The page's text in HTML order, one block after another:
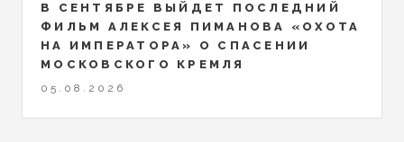
В СЕНТЯБРЕ ВЫЙДЕТ ПОСЛЕДНИЙ
ФИЛЬМ АЛЕКСЕЯ ПИМАНОВА «ОХОТА
НА ИМПЕРАТОРА» О СПАСЕНИИ
МОСКОВСКОГО КРЕМЛЯ
05.08.2026